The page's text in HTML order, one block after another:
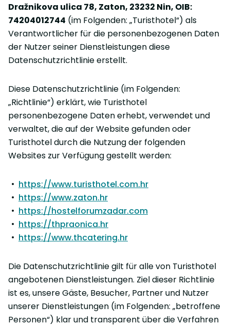
Dražnikova ulica 78, Zaton, 23232 Nin, OIB:
74204012744 (im Folgenden: „Turisthotel“) als
Verantwortlicher für die personenbezogenen Daten
der Nutzer seiner Dienstleistungen diese
Datenschutzrichtlinie erstellt.
Diese Datenschutzrichtlinie (im Folgenden:
„Richtlinie“) erklärt, wie Turisthotel
personenbezogene Daten erhebt, verwendet und
verwaltet, die auf der Website gefunden oder
Turisthotel durch die Nutzung der folgenden
Websites zur Verfügung gestellt werden:
https://www.turisthotel.com.hr
https://www.zaton.hr
https://hostelforumzadar.com
https://thpraonica.hr
https://www.thcatering.hr
Die Datenschutzrichtlinie gilt für alle von Turisthotel
angebotenen Dienstleistungen. Ziel dieser Richtlinie
ist es, unsere Gäste, Besucher, Partner und Nutzer
unserer Dienstleistungen (im Folgenden: „betroffene
Personen“) klar und transparent über die Verfahren